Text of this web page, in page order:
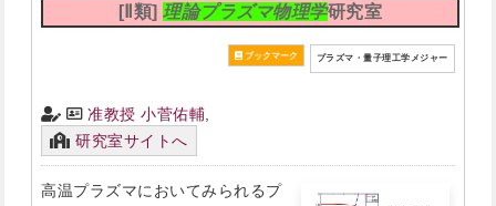
[Ⅱ類]理論プラズマ物理学研究室
プラズマ・量子理工学メジャー
准教授 小菅佑輔
研究室サイトへ
高温プラズマにおいてみられるプ